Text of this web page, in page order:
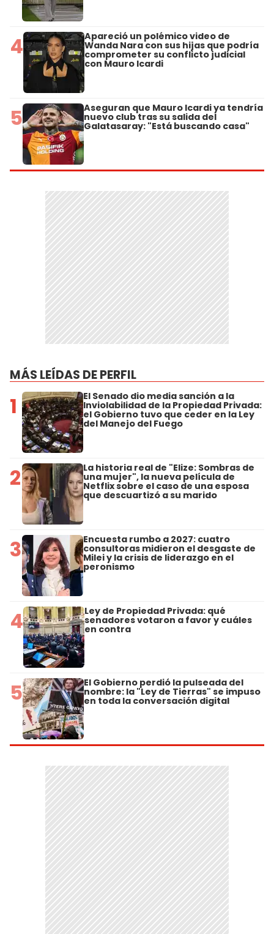
4 Apareció un polémico video de
Wanda Nara con sus hijas que podría
comprometer su conflicto judicial
con Mauro Icardi
5 Aseguran que Mauro Icardi ya tendría
nuevo club tras su salida del
Galatasaray: "Está buscando casa"
MÁS LEÍDAS DE PERFIL
1 El Senado dio media sanción a la
Inviolabilidad de la Propiedad Privada:
el Gobierno tuvo que ceder en la Ley
del Manejo del Fuego
2 La historia real de "Elize: Sombras de
una mujer", la nueva película de
Netflix sobre el caso de una esposa
que descuartizó a su marido
3 Encuesta rumbo a 2027: cuatro
consultoras midieron el desgaste de
Milei y la crisis de liderazgo en el
peronismo
4 Ley de Propiedad Privada: qué
senadores votaron a favor y cuáles
en contra
5 El Gobierno perdió la pulseada del
nombre: la "Ley de Tierras" se impuso
en toda la conversación digital